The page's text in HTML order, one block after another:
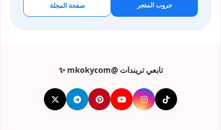
جروب المتجر صفحة المجلة
تابعي تريندات @mkokycom ✨